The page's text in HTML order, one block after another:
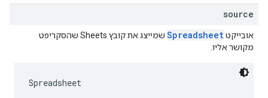
source
אובייקטSpreadsheet
שמייצג את קובץ Sheets שהסקריפט
מקושר אליו.
Spreadsheet